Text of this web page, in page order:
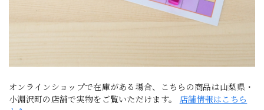
オンラインショップで在庫がある場合、こちらの商品は山梨県・
小淵沢町の店舗で実物をご覧いただけます。 店舗情報はこちら